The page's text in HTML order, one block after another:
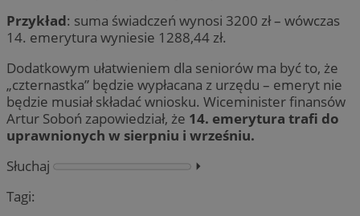
Przykład: suma świadczeń wynosi 3200 zł – wówczas
14. emerytura wyniesie 1288,44 zł.
Dodatkowym ułatwieniem dla seniorów ma być to, że
„czternastka” będzie wypłacana z urzędu – emeryt nie
będzie musiał składać wniosku. Wiceminister finansów
Artur Soboń zapowiedział, że 14. emerytura trafi do
uprawnionych w sierpniu i wrześniu.
Słuchaj
⏵︎
Tagi: